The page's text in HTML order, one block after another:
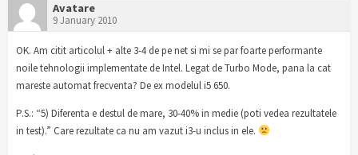
Avatare
9 January 2010
OK. Am citit articolul + alte 3-4 de pe net si mi se par foarte performante
noile tehnologii implementate de Intel. Legat de Turbo Mode, pana la cat
mareste automat frecventa? De ex modelul i5 650.
P.S.: “5) Diferenta e destul de mare, 30-40% in medie (poti vedea rezultatele
in test).” Care rezultate ca nu am vazut i3-u inclus in ele.